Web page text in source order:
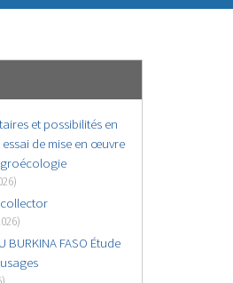
et possibilités en
de mise en œuvre
BURKINA FASO Étude